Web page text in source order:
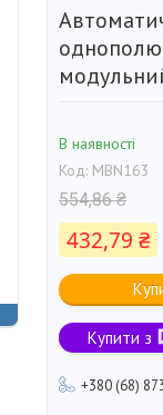
В наявності
Код: MBN163
554,86 ₴
432,79 ₴
Купити з
+380 (68)